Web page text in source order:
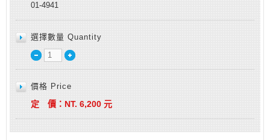
01-4941
選擇數量 Quantity
價格 Price
定 價： NT. 6,200 元